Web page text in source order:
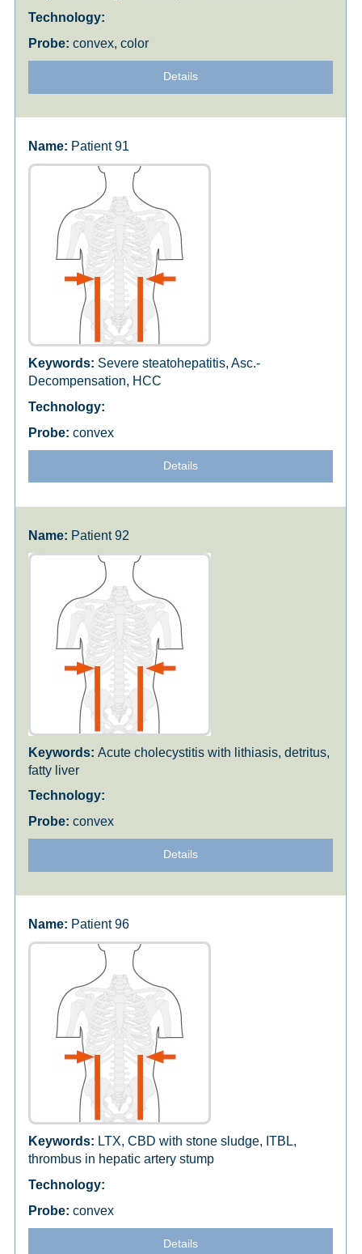
convex, color
Details
Patient 91
Severe steatohepatitis, Asc.-
Decompensation, HCC
convex
Details
Patient 92
Acute cholecystitis with lithiasis, detritus,
fatty liver
convex
Details
Patient 96
LTX, CBD with stone sludge, ITBL,
thrombus in hepatic artery stump
convex
Details